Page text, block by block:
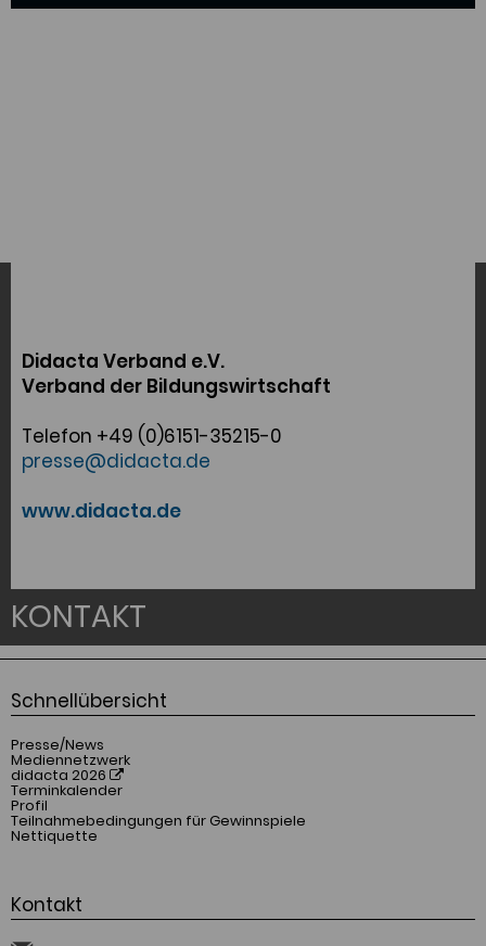
Didacta Verband e.V.
Verband der Bildungswirtschaft
Telefon +49 (0)6151-35215-0
presse@didacta.de
www.didacta.de
KONTAKT
Schnellübersicht
Presse/News
Mediennetzwerk
didacta 2026
Terminkalender
Profil
Teilnahmebedingungen für Gewinnspiele
Nettiquette
Kontakt